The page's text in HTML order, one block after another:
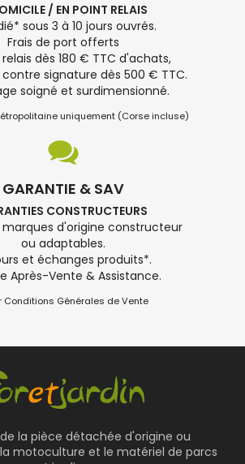
/ EN POINT RELAIS
sous 3 à 10 jours ouvrés.
Frais de port offerts
dès 180 € TTC d'achats,
signature dès 500 € TTC.
soigné et surdimensionné.
uniquement (Corse incluse)
GARANTIE & SAV
CONSTRUCTEURS
marques d'origine constructeur
ou adaptables.
et échanges produits*.
Après-Vente & Assistance.
Conditions Générales de Vente
la pièce détachée d'origine ou
motoculture et le matériel de parcs